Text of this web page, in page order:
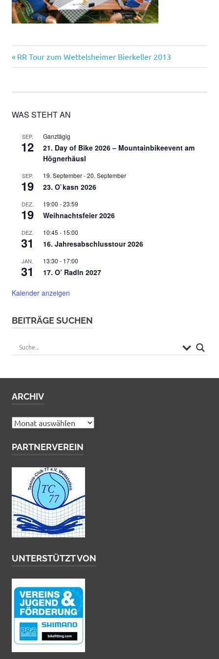
Beitragsnavigation
Vorheriger
Beitrag:
RR Tour zum Wettelsheimer Bierkeller 2013
WAS STEHT AN
SEP.
12
Ganztägig
21. Day of Bike 2026 – Mountainbikeevent am
Högnerhäusl
SEP.
19
19. September-20. September
23. O`kasn 2026
DEZ.
19
19:00 -23:59
Weihnachtsfeier 2026
DEZ.
31
10:45 - 15:00
16. Jahresabschlusstour 2026
JAN.
31
13:30 - 17:00
17. O’ Radln 2027
Kalender anzeigen
BEITRÄGE SUCHEN
ARCHIV
Archiv
PARTNERVEREIN
UNTERSTÜTZT VON